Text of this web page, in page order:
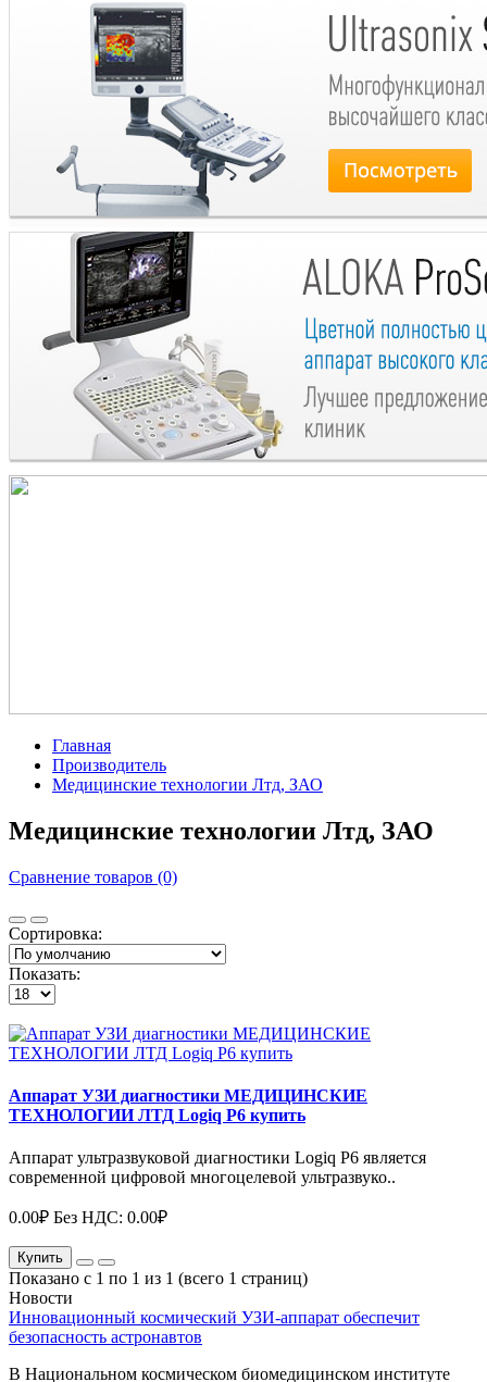
Главная
Производитель
Медицинские технологии Лтд, ЗАО
Медицинские технологии Лтд, ЗАО
Сравнение товаров (0)
Сортировка:
Показать:
Аппарат УЗИ диагностики МЕДИЦИНСКИЕ
ТЕХНОЛОГИИ ЛТД Logiq P6 купить
Аппарат ультразвуковой диагностики Logiq P6 является
современной цифровой многоцелевой ультразвуко..
0.00₽ Без НДС: 0.00₽
Купить
Показано с 1 по 1 из 1 (всего 1 страниц)
Новости
Инновационный космический УЗИ-аппарат обеспечит
безопасность астронавтов
В Национальном космическом биомедицинском институте